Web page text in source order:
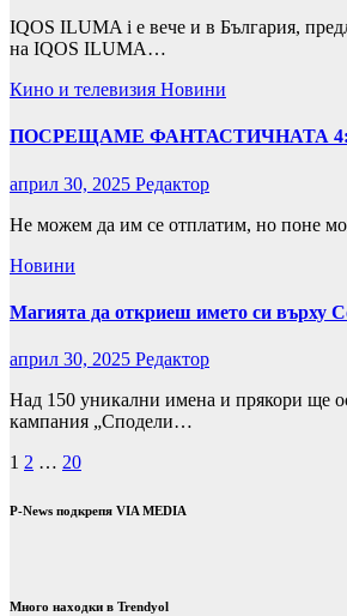
IQOS ILUMA i е вече и в България,
на IQOS ILUMA…
Кино и телевизия Новини
ПОСРЕЩАМЕ ФАНТАСТИЧНАТА
април 30, 2025 Редактор
Не можем да им се отплатим, но поне
Новини
Магията да откриеш името си върху
април 30, 2025 Редактор
Над 150 уникални имена и прякори ще
кампания „Сподели…
Разделяне
на
страници
1 2 … 20
P-News подкрепя VIA MEDIA
Много находки в Trendyol